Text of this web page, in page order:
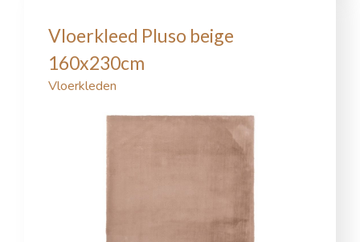
Vloerkleed Pluso beige
160x230cm
Vloerkleden